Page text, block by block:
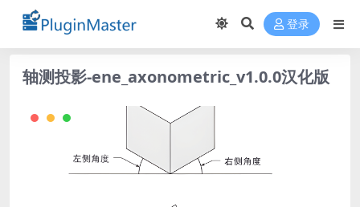
登录
轴测投影-ene_axonometric_v1.0.0汉化版